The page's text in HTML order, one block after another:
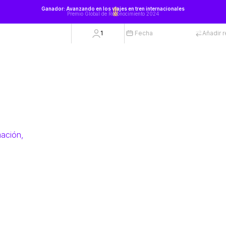
Ganador: Avanzando en los viajes en tren internacionales
Premio Global de Reconocimiento 2024
1 Fecha Añadir